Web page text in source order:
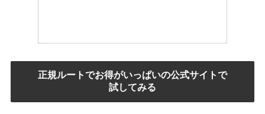
正規ルートでお得がいっぱいの公式サイトで
試してみる